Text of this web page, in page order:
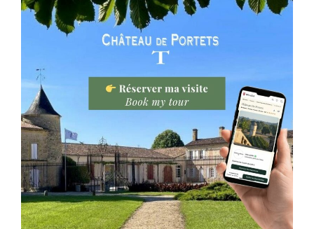
avons accueilli plus de 1600 personnes sur le
week-end. C’est pourquoi nous tenons à remercier
tous les participants mais aussi toutes les
personnes ayant contribué au bon déroulement
de ce festival : Blast Bordeaux, les bénévoles,
Samey Biova, Waldden, Kelly Grondin, Alan92
FoodChallenge, l’Ange et Luss, Oba Oba Food
Truck Culturel Brésilien, Le Camion du Chef,
EuskalTruck, Le Gavroche, O’Krep, Un Truck
comme ça, Food & Saisons, Buteco, L’Atelier des
Saveurs, Asian Food Truck, Al Dente, Escape Road,
Jérôme Barreau, la mairie de Portets et tous les
exposants.